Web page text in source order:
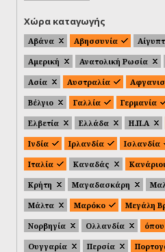
Χώρα καταγωγής
Αβάνα Αβησσυνία
Αμερική
Ανατολική Ρωσία
Ασία
Αυστραλία
Βέλγιο
Γαλλία Γερμανία
Ελβετία
Ελλάδα Η.Π.Α
Ινδία
Ιρλανδία Ισλανδία
Ιταλία
Καναδάς
Κρήτη
Μαγαδασκάρη
Μάλτα
Μαρόκο Μεγάλη
Νορβηγία
Ολλανδία
Ουγγαρία
Περσία